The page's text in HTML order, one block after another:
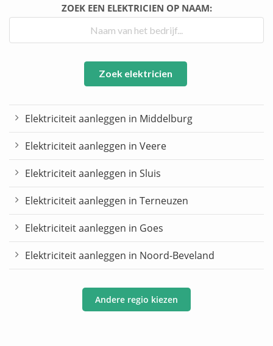
ZOEK EEN ELEKTRICIEN OP NAAM:
Zoek elektricien
Elektriciteit aanleggen in Middelburg
Elektriciteit aanleggen in Veere
Elektriciteit aanleggen in Sluis
Elektriciteit aanleggen in Terneuzen
Elektriciteit aanleggen in Goes
Elektriciteit aanleggen in Noord-Beveland
Andere regio kiezen